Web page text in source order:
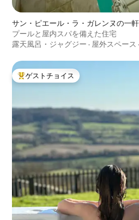
サン・ピエール・ラ・ガレンヌの一
プールと屋内スパを備えた住宅
露天風呂・ジャグジー · 屋外スペース
大好評のゲストチョイスです。
ゲストチョイス